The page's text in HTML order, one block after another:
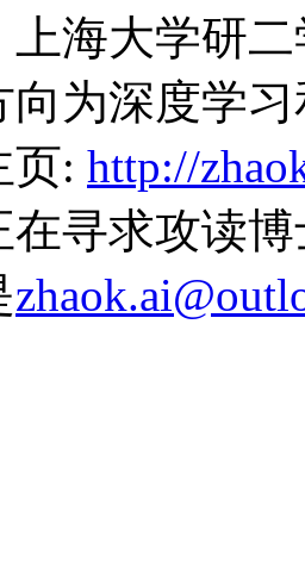
上海大学研
向为深度学
页: http://
在寻求攻读